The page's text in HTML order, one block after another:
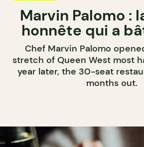
Marvin Palomo :
honnête qui a
Chef Marvin Palomo
stretch of Queen West most
year later, the 30-seat
months out.